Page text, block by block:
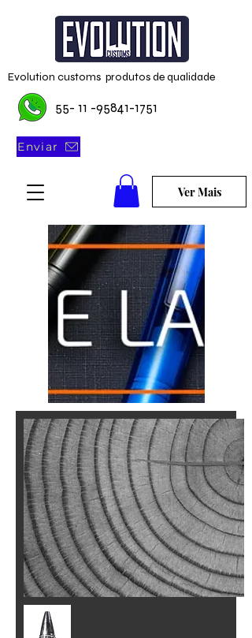
55- 11 -95841-1751
Enviar
Ver Mais
Evolution customs produtos de qualidade